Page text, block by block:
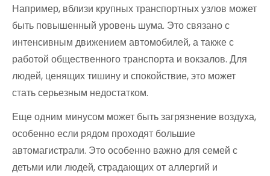
Например, вблизи крупных транспортных узлов может
быть повышенный уровень шума. Это связано с
интенсивным движением автомобилей, а также с
работой общественного транспорта и вокзалов. Для
людей, ценящих тишину и спокойствие, это может
стать серьезным недостатком.
Еще одним минусом может быть загрязнение воздуха,
особенно если рядом проходят большие
автомагистрали. Это особенно важно для семей с
детьми или людей, страдающих от аллергий и